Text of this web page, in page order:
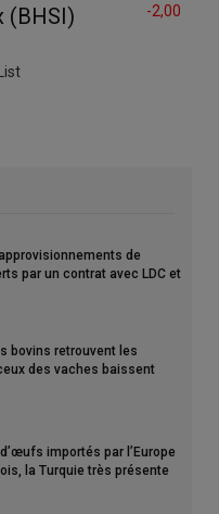
(BHSI) -2,00
de
par un contrat avec LDC et
bovins retrouvent les
des vaches baissent
importés par l’Europe
la Turquie très présente